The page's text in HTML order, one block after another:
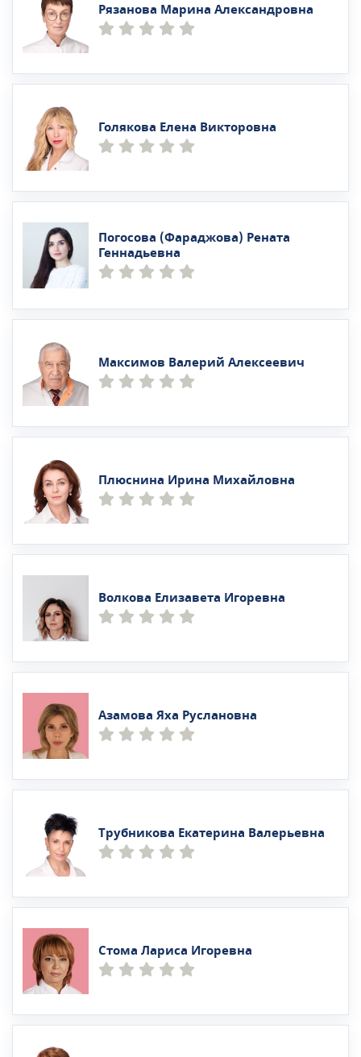
Рязанова Марина Александровна
Голякова Елена Викторовна
Погосова (Фараджова) Рената
Геннадьевна
Максимов Валерий Алексеевич
Плюснина Ирина Михайловна
Волкова Елизавета Игоревна
Азамова Яха Руслановна
Трубникова Екатерина Валерьевна
Стома Лариса Игоревна